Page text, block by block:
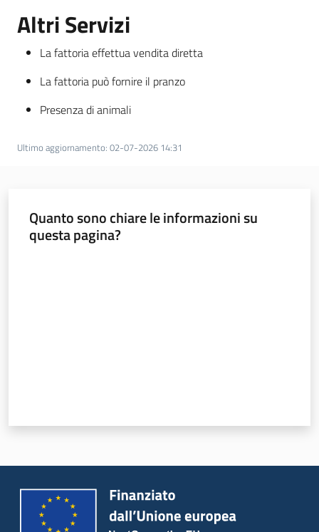
Altri Servizi
La fattoria effettua vendita diretta
La fattoria può fornire il pranzo
Presenza di animali
Ultimo aggiornamento: 02-07-2026 14:31
Quanto sono chiare le informazioni su
questa pagina?